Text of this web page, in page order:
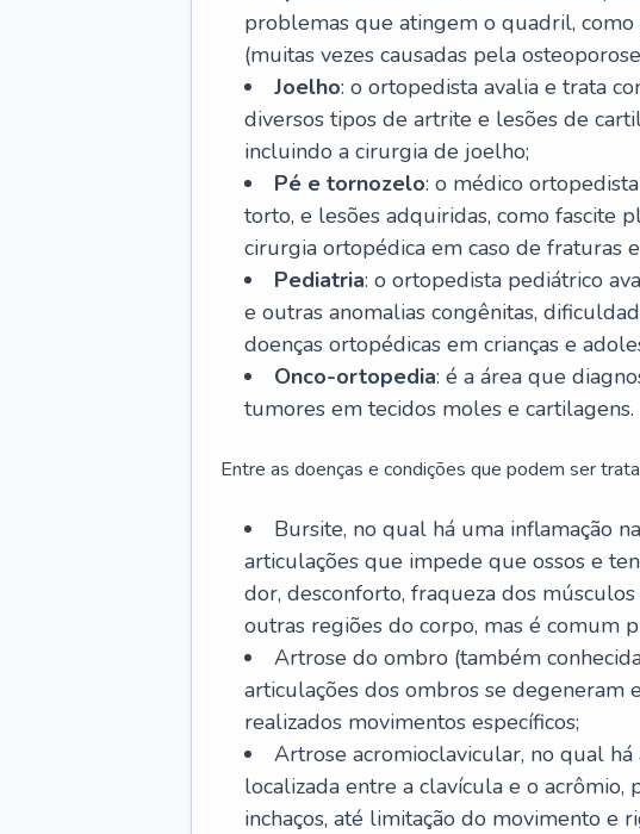
problemas que atingem o quadril,
(muitas vezes causadas pela
Joelho: o ortopedista avalia e trata
diversos tipos de artrite e lesões de
incluindo a cirurgia de joelho;
Pé e tornozelo: o médico
torto, e lesões adquiridas, como fascite
cirurgia ortopédica em caso de fraturas
Pediatria: o ortopedista pediátrico
e outras anomalias congênitas,
doenças ortopédicas em crianças e
Onco-ortopedia: é a área que
tumores em tecidos moles e cartilagens.
Entre as doenças e condições que podem ser
Bursite, no qual há uma inflamação
articulações que impede que ossos e
dor, desconforto, fraqueza dos
outras regiões do corpo, mas é comum
Artrose do ombro (também
articulações dos ombros se degeneram
realizados movimentos específicos;
Artrose acromioclavicular, no qual
localizada entre a clavícula e o
inchaços, até limitação do movimento e